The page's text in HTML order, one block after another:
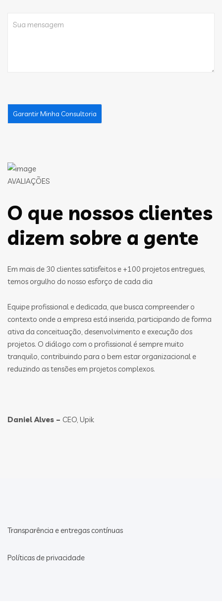
AVALIAÇÕES
O que nossos clientes
dizem sobre a gente
Em mais de 30 clientes satisfeitos e +100 projetos entregues,
temos orgulho do nosso esforço de cada dia
Equipe profissional e dedicada, que busca compreender o
contexto onde a empresa está inserida, participando de forma
ativa da conceituação, desenvolvimento e execução dos
projetos. O diálogo com o profissional é sempre muito
tranquilo, contribuindo para o bem estar organizacional e
reduzindo as tensões em projetos complexos.
Daniel Alves – CEO, Upik
Transparência e entregas contínuas
Políticas de privacidade